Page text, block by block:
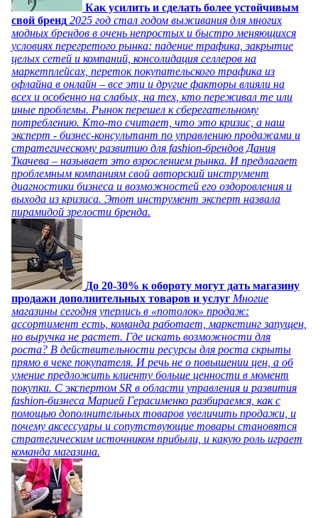
Как усилить и сделать более устойчивым
свой бренд 2025 год стал годом выживания для многих
модных брендов в очень непростых и быстро меняющихся
условиях перегретого рынка: падение трафика, закрытие
целых сетей и компаний, консолидация селлеров на
маркетплейсах, переток покупательского трафика из
офлайна в онлайн – все эти и другие факторы влияли на
всех и особенно на слабых, на тех, кто переживал те или
иные проблемы. Рынок перешел к сберегательному
потреблению. Кто-то считает, что это кризис, а наш
эксперт - бизнес-консультант по управлению продажами и
стратегическому развитию для fashion-брендов Дания
Ткачева – называет это взрослением рынка. И предлагает
проблемным компаниям свой авторский инструмент
диагностики бизнеса и возможностей его оздоровления и
выхода из кризиса. Этот инструмент эксперт назвала
пирамидой зрелости бренда.
До 20-30% к обороту могут дать магазину
продажи дополнительных товаров и услуг Многие
магазины сегодня уперлись в «потолок» продаж:
ассортимент есть, команда работает, маркетинг запущен,
но выручка не растет. Где искать возможности для
роста? В действительности ресурсы для роста скрыты
прямо в чеке покупателя. И речь не о повышении цен, а об
умение предложить клиенту больше ценности в момент
покупки. С экспертом SR в области управления и развития
fashion-бизнеса Марией Герасименко разбираемся, как с
помощью дополнительных товаров увеличить продажи, и
почему аксессуары и сопутствующие товары становятся
стратегическим источником прибыли, и какую роль играет
команда магазина.